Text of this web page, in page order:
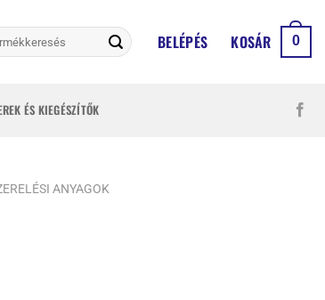
BELÉPÉS KOSÁR 0
ÉS KIEGÉSZÍTŐK
ANYAGOK